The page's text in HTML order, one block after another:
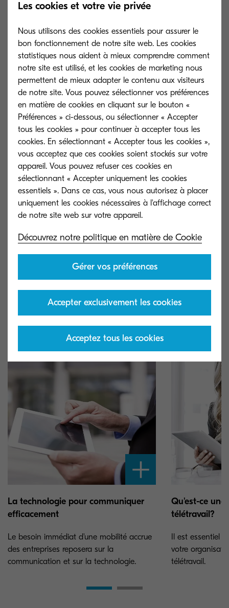
pour le télétravail.
Santé mentale lors du télétravail
façon de travailler peut être revitalisante et
Outils requis
Il est primordial
La technologie pour communiquer
efficacement
Le besoin immédiat d'une mobilité accrue
des entreprises reposera sur la
communication et sur la technologie.
Qu'est-ce
télétravail?
Il est essentiel
votre
télétravail.
Les cookies et votre vie privée
Nous utilisons des cookies essentiels pour assurer le
bon fonctionnement de notre site web. Les cookies
statistiques nous aident à mieux comprendre comment
notre site est utilisé, et les cookies de marketing nous
permettent de mieux adapter le contenu aux visiteurs
de notre site. Vous pouvez sélectionner vos préférences
en matière de cookies en cliquant sur le bouton «
Préférences » ci-dessous, ou sélectionner « Accepter
tous les cookies » pour continuer à accepter tous les
cookies. En sélectionnant « Accepter tous les cookies »,
vous acceptez que ces cookies soient stockés sur votre
appareil. Vous pouvez refuser ces cookies en
sélectionnant « Accepter uniquement les cookies
essentiels ». Dans ce cas, vous nous autorisez à placer
uniquement les cookies nécessaires à l'affichage correct
Découvrez notre politique en matière de Cookie
Gérer vos préférences
Accepter exclusivement les cookies
essentiels
Acceptez tous les cookies